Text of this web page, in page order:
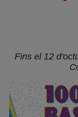
Fins el 12